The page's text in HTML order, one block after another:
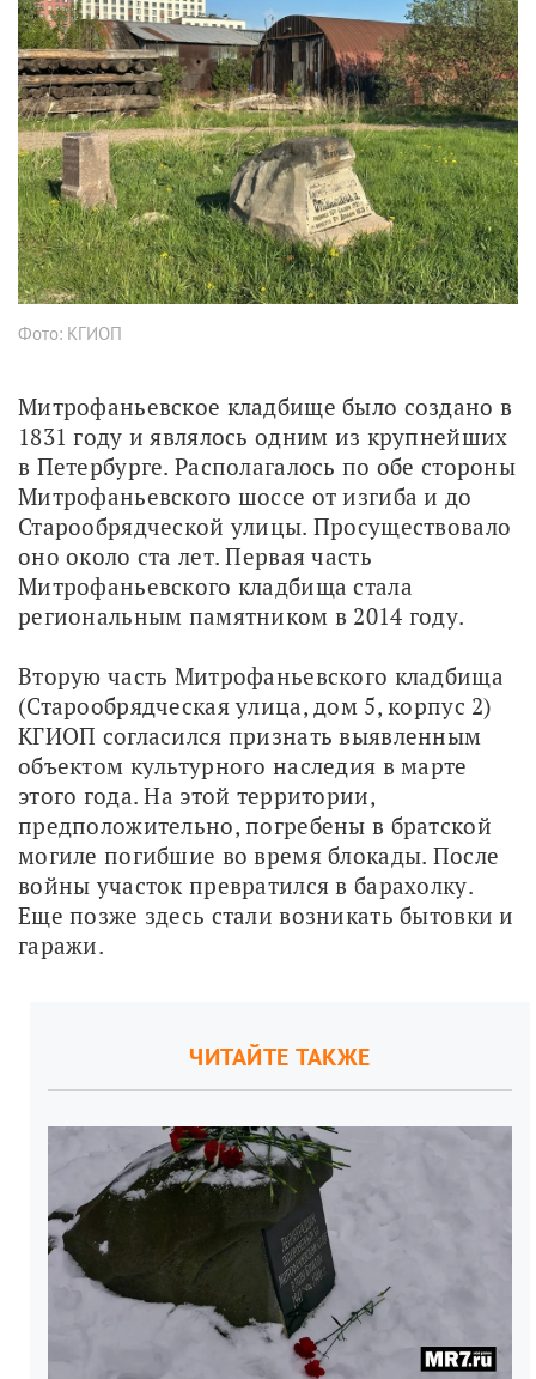
Фото: КГИОП
Митрофаньевское кладбище было создано в
1831 году и являлось одним из крупнейших
в Петербурге. Располагалось по обе стороны
Митрофаньевского шоссе от изгиба и до
Старообрядческой улицы. Просуществовало
оно около ста лет. Первая часть
Митрофаньевского кладбища стала
региональным памятником в 2014 году.
Вторую часть Митрофаньевского кладбища
(Старообрядческая улица, дом 5, корпус 2)
КГИОП согласился признать выявленным
объектом культурного наследия в марте
этого года. На этой территории,
предположительно, погребены в братской
могиле погибшие во время блокады. После
войны участок превратился в барахолку.
Еще позже здесь стали возникать бытовки и
гаражи.
ЧИТАЙТЕ ТАКЖЕ